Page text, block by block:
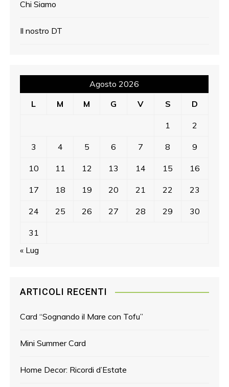
Chi Siamo
Il nostro DT
Agosto 2026
L
M M G V S D
1 2
3 4 5 6 7 8 9
10 11 12 13 14 15 16
17 18 19 20 21 22 23
24 25 26 27 28 29 30
31
« Lug
ARTICOLI RECENTI
Card “Sognando il Mare con Tofu”
Mini Summer Card
Home Decor: Ricordi d’Estate